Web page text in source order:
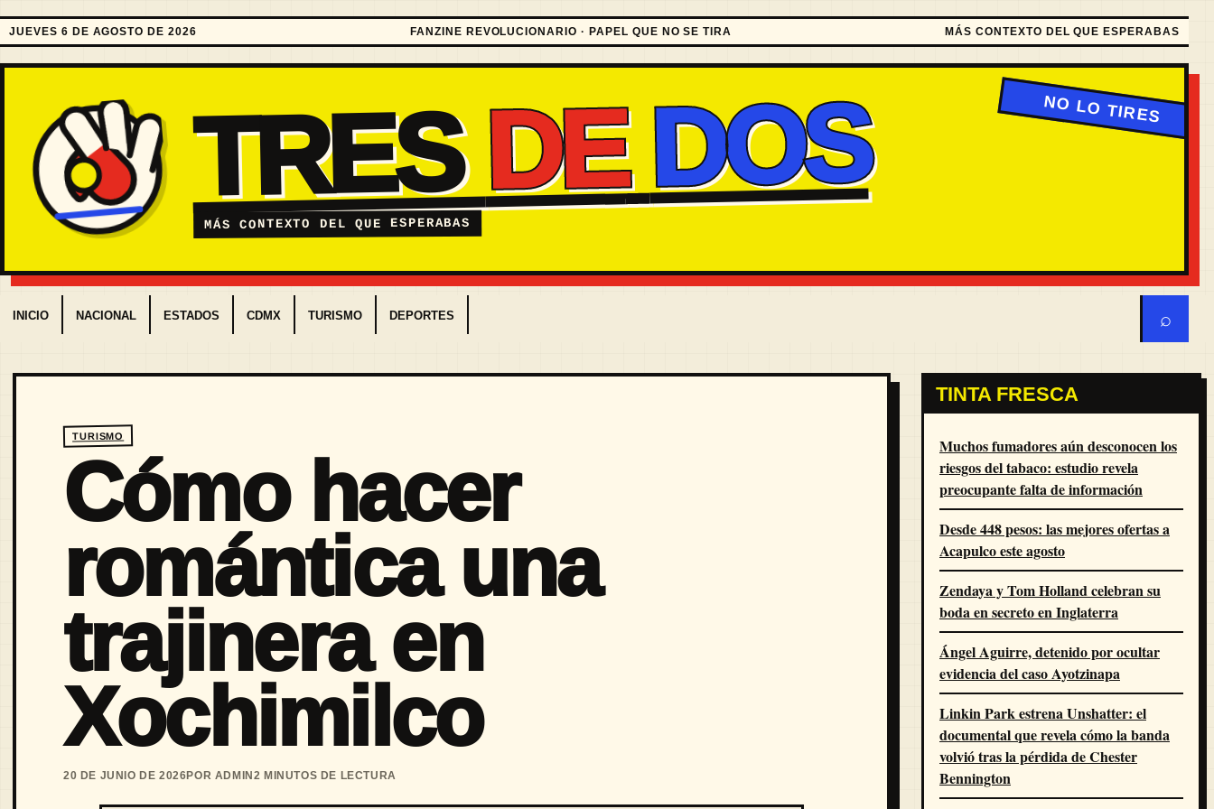
JUEVES 6 DE AGOSTO DE 2026 FANZINE REVOLUCIONARIO · PAPEL QUE NO SE TIRA MÁS CONTEXTO DEL QUE ESPERABAS
TRESDE DOS
MÁS CONTEXTO DEL QUE ESPERABAS
INICIO NACIONAL ESTADOS CDMX TURISMO DEPORTES ⌕
TURISMO
Cómo hacer
romántica una
trajinera en
Xochimilco
20 DE JUNIO DE 2026POR ADMIN 2 MINUTOS DE LECTURA
TINTA FRESCA
Muchos fumadores aún desconocen los
riesgos del tabaco: estudio revela
preocupante falta de información
Desde 448 pesos: las mejores ofertas a
Acapulco este agosto
Zendaya y Tom Holland celebran su
boda en secreto en Inglaterra
Ángel Aguirre, detenido por ocultar
evidencia del caso Ayotzinapa
Linkin Park estrena Unshatter: el
documental que revela cómo la banda
volvió tras la pérdida de Chester
Bennington